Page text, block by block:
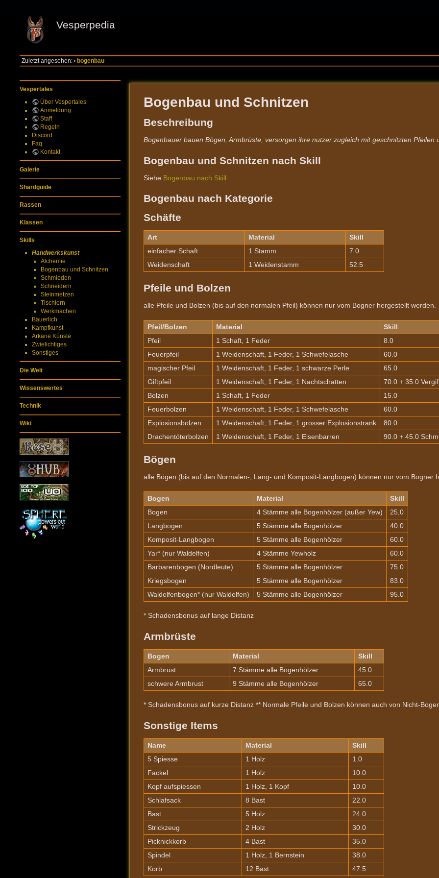
Vesperpedia
Zuletzt angesehen: • bogenbau
Vespertales
Über Vespertales
Anmeldung
Staff
Regeln
Discord
Faq
Kontakt
Galerie
Shardguide
Rassen
Klassen
Skills
Handwerkskunst
Alchemie
Bogenbau und Schnitzen
Schmieden
Schneidern
Steinmetzen
Tischlern
Werkmachen
Bäuerlich
Kampfkunst
Arkane Künste
Zwielichtiges
Sonstiges
Die Welt
Wissenswertes
Technik
Wiki
Bogenbau und Schnitzen
Beschreibung
Bogenbauer bauen Bögen, Armbrüste, versorgen ihre nutzer zugleich mit geschnitzten Pfeilen
Bogenbau und Schnitzen nach Skill
Siehe Bogenbau nach Skill
Bogenbau nach Kategorie
Schäfte
Art Material
Skill
einfacher Schaft
1 Stamm
7.0
Weidenschaft
1 Weidenstamm 52.5
Pfeile und Bolzen
alle Pfeile und Bolzen (bis auf den normalen Pfeil) können nur vom Bogner hergestellt werden.
Pfeil/Bolzen Material
Skill
Pfeil
1 Schaft, 1 Feder
8.0
Feuerpfeil
1 Weidenschaft, 1 Feder, 1 Schwefelasche
60.0
magischer Pfeil
1 Weidenschaft, 1 Feder, 1 schwarze Perle
65.0
Giftpfeil
1 Weidenschaft, 1 Feder, 1 Nachtschatten
70.0 + 35.0
Bolzen
1 Schaft, 1 Feder
15.0
Feuerbolzen
1 Weidenschaft, 1 Feder, 1 Schwefelasche
60.0
Explosionsbolzen
1 Weidenschaft, 1 Feder, 1 grosser Explosionstrank
80.0
Drachentöterbolzen
1 Weidenschaft, 1 Feder, 1 Eisenbarren 90.0 + 45.0
Bögen
alle Bögen (bis auf den Normalen-, Lang- und Komposit-Langbogen) können nur vom Bogner
Bogen Material
Skill
Bogen
4 Stämme alle Bogenhölzer (außer Yew)
25,0
Langbogen
5 Stämme alle Bogenhölzer
40.0
Komposit-Langbogen
5 Stämme alle Bogenhölzer
60.0
Yar* (nur Waldelfen)
4 Stämme Yewholz
60.0
Barbarenbogen (Nordleute)
5 Stämme alle Bogenhölzer
75.0
Kriegsbogen
5 Stämme alle Bogenhölzer
83.0
Waldelfenbogen* (nur Waldelfen)
5 Stämme alle Bogenhölzer 95.0
* Schadensbonus auf lange Distanz
Armbrüste
Bogen Material
Skill
Armbrust
7 Stämme alle Bogenhölzer
45.0
schwere Armbrust
9 Stämme alle Bogenhölzer 65.0
* Schadensbonus auf kurze Distanz ** Normale Pfeile und Bolzen können auch von Nicht-
Sonstige Items
Name Material
Skill
5 Spiesse
1 Holz
1.0
Fackel
1 Holz
10.0
Kopf aufspiessen
1 Holz, 1 Kopf
10.0
Schlafsack
8 Bast
22.0
Bast
5 Holz
24.0
Strickzeug
2 Holz
30.0
Picknickkorb
4 Bast
35.0
Spindel
1 Holz, 1 Bernstein
38.0
Korb
12 Bast 47.5